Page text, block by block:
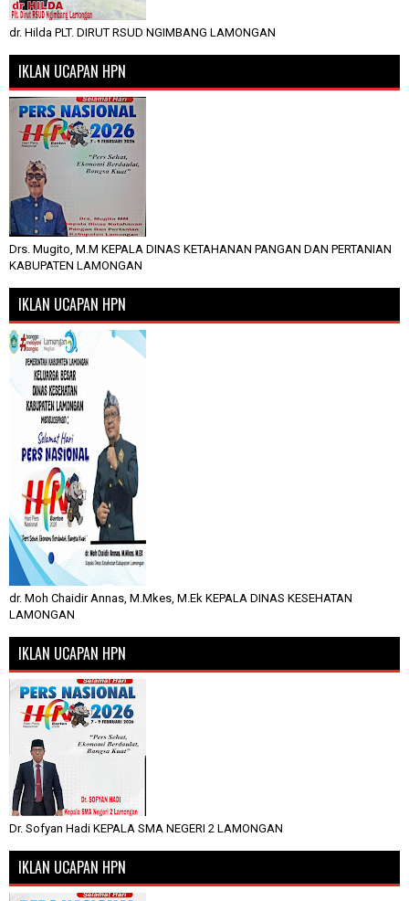
dr. Hilda PLT. DIRUT RSUD NGIMBANG LAMONGAN
IKLAN UCAPAN HPN
Drs. Mugito, M.M KEPALA DINAS KETAHANAN PANGAN DAN PERTANIAN
KABUPATEN LAMONGAN
IKLAN UCAPAN HPN
dr. Moh Chaidir Annas, M.Mkes, M.Ek KEPALA DINAS KESEHATAN
LAMONGAN
IKLAN UCAPAN HPN
Dr. Sofyan Hadi KEPALA SMA NEGERI 2 LAMONGAN
IKLAN UCAPAN HPN